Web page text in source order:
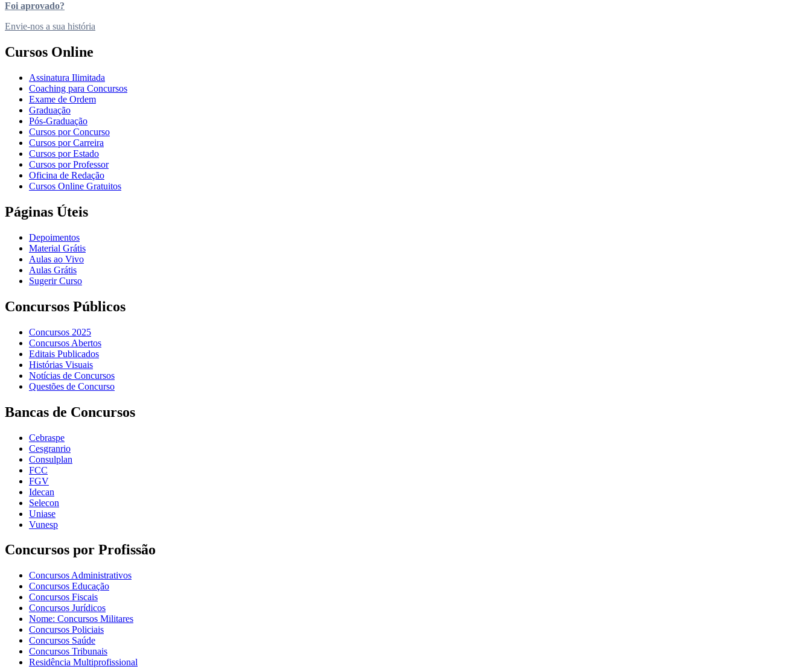
Foi aprovado?
Envie-nos a sua história
Cursos Online
Assinatura Ilimitada
Coaching para Concursos
Exame de Ordem
Graduação
Pós-Graduação
Cursos por Concurso
Cursos por Carreira
Cursos por Estado
Cursos por Professor
Oficina de Redação
Cursos Online Gratuitos
Páginas Úteis
Depoimentos
Material Grátis
Aulas ao Vivo
Aulas Grátis
Sugerir Curso
Concursos Públicos
Concursos 2025
Concursos Abertos
Editais Publicados
Histórias Visuais
Notícias de Concursos
Questões de Concurso
Bancas de Concursos
Cebraspe
Cesgranrio
Consulplan
FCC
FGV
Idecan
Selecon
Uniase
Vunesp
Concursos por Profissão
Concursos Administrativos
Concursos Educação
Concursos Fiscais
Concursos Jurídicos
Nome: Concursos Militares
Concursos Policiais
Concursos Saúde
Concursos Tribunais
Residência Multiprofissional